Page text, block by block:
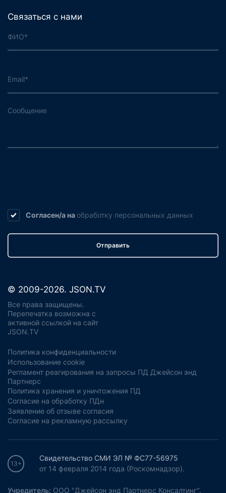
Связаться с нами
Согласен/а на обработку персональных данных
Отправить
© 2009-2026. JSON.TV
Все права защищены.
Перепечатка возможна с
активной ссылкой на сайт
JSON.TV
Политика конфиденциальности
Использование cookie
Регламент реагирования на запросы ПД Джейсон энд
Партнерс
Политика хранения и уничтожения ПД
Согласие на обработку ПДн
Заявление об отзыве согласия
Согласие на рекламную рассылку
13+
Свидетельство СМИ ЭЛ № ФС77-56975
от 14 февраля 2014 года (Роскомнадзор).
Учредитель: ООО "Джейсон энд Партнерс Консалтинг".